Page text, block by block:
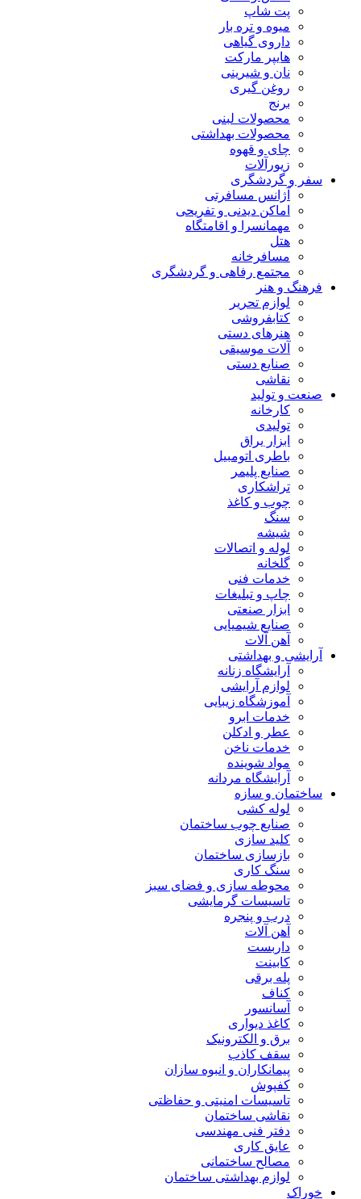
پت شاپ
میوه و تره بار
داروی گیاهی
هایپر مارکت
نان و شیرینی
روغن گیری
برنج
محصولات لبنی
محصولات بهداشتی
چای و قهوه
زیورآلات
سفر و گردشگری
آژانس مسافرتی
اماکن دیدنی و تفریحی
مهمانسرا و اقامتگاه
هتل
مسافرخانه
مجتمع رفاهی و گردشگری
فرهنگ و هنر
لوازم تحریر
کتابفروشی
هنرهای دستی
آلات موسیقی
صنایع دستی
نقاشی
صنعت و تولید
کارخانه
تولیدی
ابزار یراق
باطری اتومبیل
صنایع پلیمر
تراشکاری
چوب و کاغذ
سنگ
شیشه
لوله و اتصالات
گلخانه
خدمات فنی
چاپ و تبلیغات
ابزار صنعتی
صنایع شیمیایی
آهن آلات
آرایشی و بهداشتی
آرایشگاه زنانه
لوازم آرایشی
آموزشگاه زیبایی
خدمات ابرو
عطر و ادکلن
خدمات ناخن
مواد شوینده
آرایشگاه مردانه
ساختمان و سازه
لوله کشی
صنایع چوب ساختمان
کلید سازی
بازسازی ساختمان
سنگ کاری
محوطه سازی و فضای سبز
تاسیسات گرمایشی
درب و پنجره
آهن آلات
داربست
کابینت
پله برقی
کناف
آسانسور
کاغذ دیواری
برق و الکترونیک
سقف کاذب
پیمانکاران و انبوه سازان
کفپوش
تاسیسات امنیتی و حفاظتی
نقاشی ساختمان
دفتر فنی مهندسی
عایق کاری
مصالح ساختمانی
لوازم بهداشتی ساختمان
خوراک